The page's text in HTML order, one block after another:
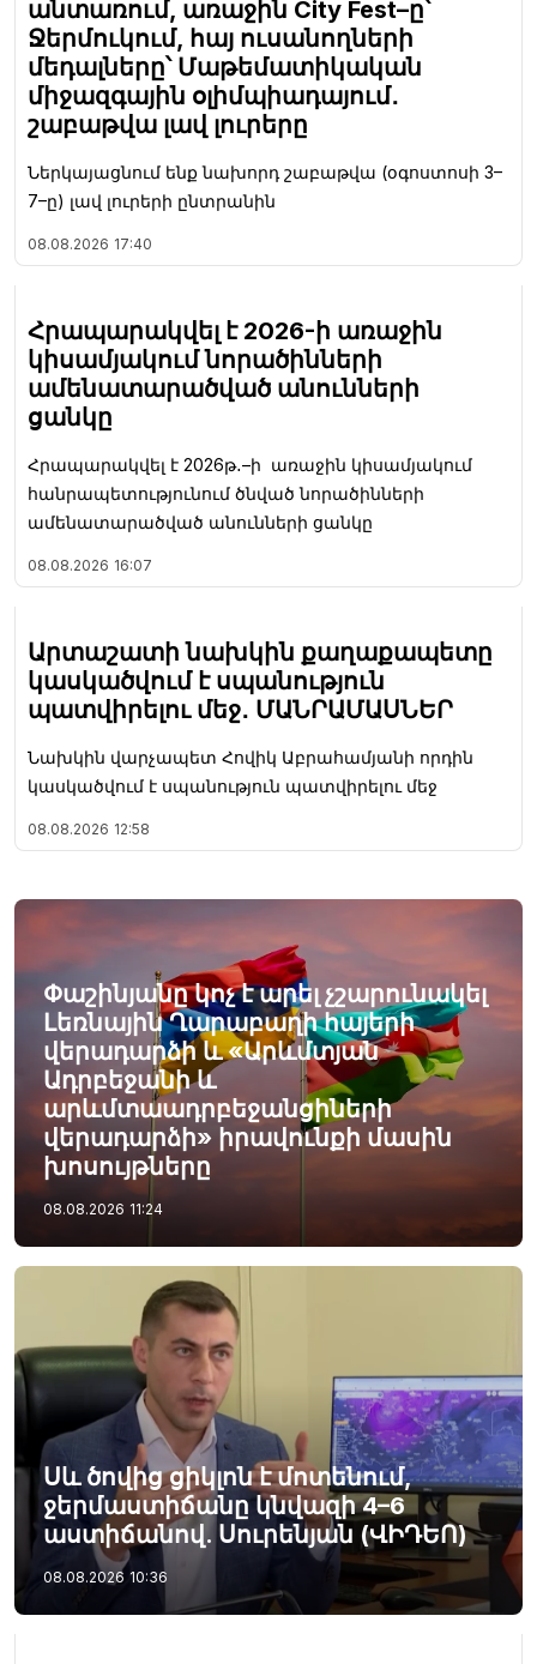
անտառում, առաջին City Fest–ը՝
Ջերմուկում, հայ ուսանողների
մեդալները՝ Մաթեմատիկական
միջազգային օլիմպիադայում․
շաբաթվա լավ լուրերը
Ներկայացնում ենք նախորդ շաբաթվա (օգոստոսի 3–
7–ը) լավ լուրերի ընտրանին
08.08.2026 17:40
Հրապարակվել է 2026-ի առաջին
կիսամյակում նորածինների
ամենատարածված անունների
ցանկը
Հրապարակվել է 2026թ․–ի առաջին կիսամյակում
հանրապետությունում ծնված նորածինների
ամենատարածված անունների ցանկը
08.08.2026 16:07
Արտաշատի նախկին քաղաքապետը
կասկածվում է սպանություն
պատվիրելու մեջ․ ՄԱՆՐԱՄԱՍՆԵՐ
Նախկին վարչապետ Հովիկ Աբրահամյանի որդին
կասկածվում է սպանություն պատվիրելու մեջ
08.08.2026 12:58
Փաշինյանը կոչ է արել չշարունակել
Լեռնային Ղարաբաղի հայերի
վերադարձի և «Արևմտյան
Ադրբեջանի և
արևմտաադրբեջանցիների
վերադարձի» իրավունքի մասին
խոսույթները
08.08.2026 11:24
Սև ծովից ցիկլոն է մոտենում,
ջերմաստիճանը կնվազի 4–6
աստիճանով. Սուրենյան (ՎԻԴԵՈ)
08.08.2026 10:36